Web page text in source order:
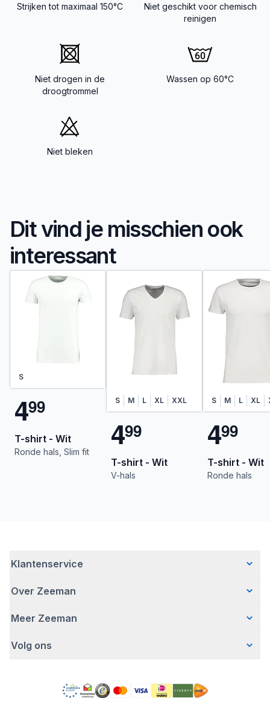
Strijken tot maximaal 150°C
Niet geschikt voor chemisch
reinigen
Niet drogen in de
droogtrommel
Wassen op 60°C
Niet bleken
Dit vind je misschien ook
interessant
S
499
T-shirt - Wit
Ronde hals, Slim fit
S M L XL XXL
499
T-shirt - Wit
V-hals
S M L XL
499
T-shirt - Wit
Ronde hals
Klantenservice
Veelgestelde vragen
Bezorgen
Retourneren
Over Zeeman
Wie wij zijn
Hoe wij verantwoord ondernemen
MVO jaarverslag
Meer Zeeman
Veiligheidswaarschuwing
Gratis romperactie
Volg ons